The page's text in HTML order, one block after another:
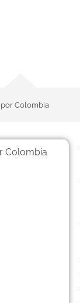
por Colombia